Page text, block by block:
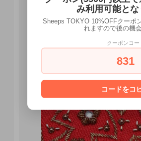
み利用可能とな
Sheeps TOKYO 10%OFFクーポ
れますので後の機
クーポンコー
831
コードをコ